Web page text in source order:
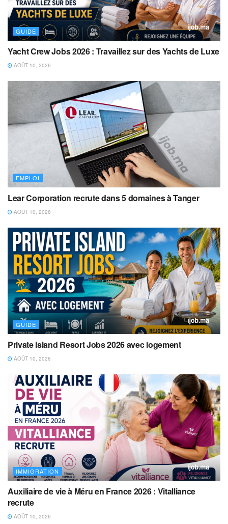
GUIDE
Yacht Crew Jobs 2026 : Travaillez sur des Yachts de Luxe
AOÛT 10, 2026
EMPLOI
Lear Corporation recrute dans 5 domaines à Tanger
AOÛT 10, 2026
GUIDE
Private Island Resort Jobs 2026 avec logement
AOÛT 10, 2026
IMMIGRATION
Auxiliaire de vie à Méru en France 2026 : Vitalliance
recrute
AOÛT 10, 2026